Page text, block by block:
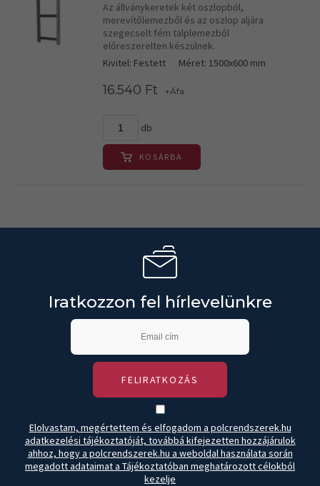
Az állványkeretek két oszlopból,
merevítőlemezből és az oszlop aljára
szegecselt fém talplemezből
előreszerelten készülnek.
Kivitel: Festett
Méret: 1500x600 mm
16.540 Ft +Áfa
db
KOSÁRBA
Iratkozzon fel hírlevelünkre
FELIRATKOZÁS
Elolvastam, megértettem és elfogadom a polcrendszerek.hu
adatkezelési tájékoztatóját, továbbá kifejezetten hozzájárulok
ahhoz, hogy a polcrendszerek.hu a weboldal használata során
megadott adataimat a Tájékoztatóban meghatározott célokból
kezelje